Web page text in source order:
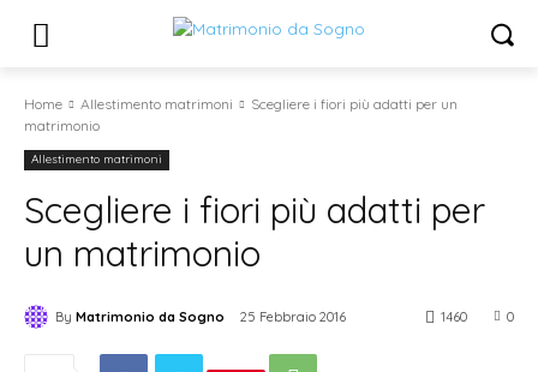
Home Allestimento matrimoni
Scegliere i fiori più adatti per un
matrimonio
Allestimento matrimoni
Scegliere i fiori più adatti per
un matrimonio
By Matrimonio da Sogno 25 Febbraio 2016 0
1460